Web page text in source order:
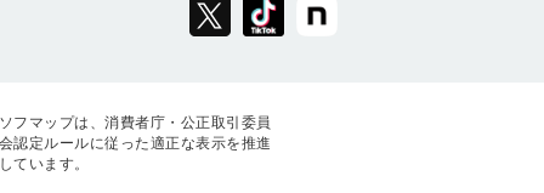
ソフマップは、消費者庁・公正取引委員
会認定ルールに従った適正な表示を推進
しています。